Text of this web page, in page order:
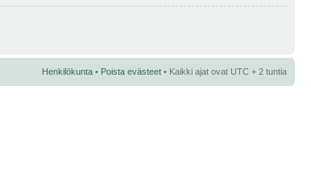
Henkilökunta • Poista evästeet • Kaikki ajat ovat UTC + 2 tuntia